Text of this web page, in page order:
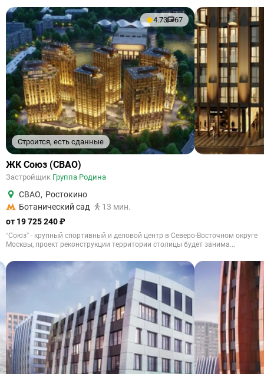
Строится, есть сданные
4.73 67
ЖК Союз (СВАО)
Застройщик Группа Родина
СВАО, Ростокино
Ботанический сад
13 мин.
от 19 725 240 ₽
“Союз” - крупный спортивный и деловой центр в Северо-Восточном округе
Москвы, проект реконструкции территории столицы будет занима...